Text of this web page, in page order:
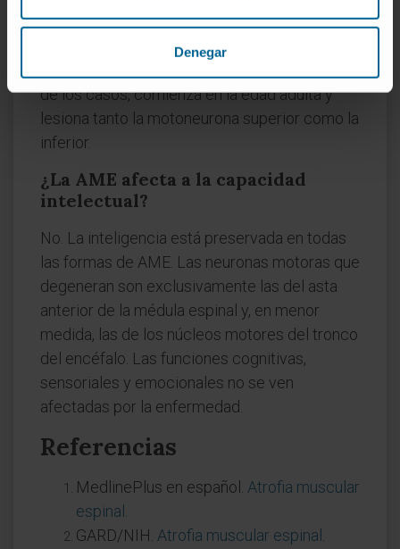
Denegar
infancia y afecta de forma selectiva a la
motoneurona inferior. Laesclerosis
de los casos, comienza en la edad adulta y
lesiona tanto la motoneurona superior como la
inferior.
¿La AME afecta a la capacidad
intelectual?
No. La inteligencia está preservada en todas
las formas de AME. Las neuronas motoras que
degeneran son exclusivamente las del asta
anterior de la médula espinal y, en menor
medida, las de los núcleos motores del tronco
del encéfalo. Las funciones cognitivas,
sensoriales y emocionales no se ven
afectadas por la enfermedad.
Referencias
MedlinePlus en español. Atrofia muscular
espinal
GARD/NIH. Atrofia muscular espinal